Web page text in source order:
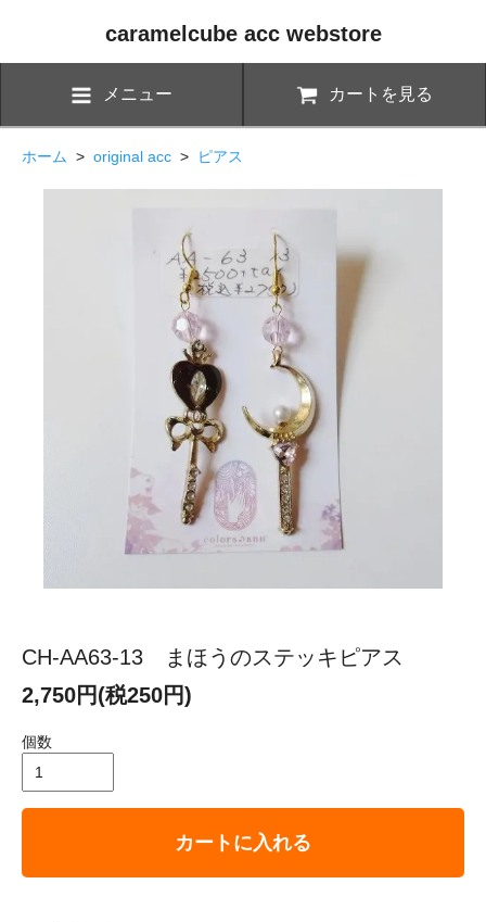
caramelcube acc webstore
メニュー カートを見る
ホーム > original acc > ピアス
CH-AA63-13 まほうのステッキピアス
2,750円(税250円)
個数
カートに入れる